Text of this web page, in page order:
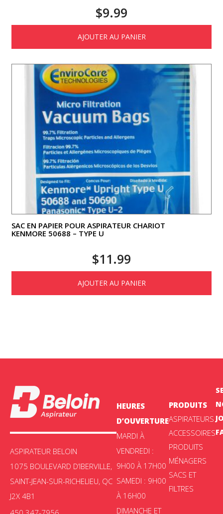
$9.99
AJOUTER AU PANIER
SAC EN PAPIER POUR ASPIRATEUR CHARIOT
KENMORE 50688 – TYPE U
$11.99
AJOUTER AU PANIER
ASPIRATEUR BELOIN
1075 BOULEVARD D’IBERVILLE,
SAINT-JEAN-SUR-RICHELIEU, QC
J2X 4B1
HEURES
D’OUVERTURE
MARDI À
VENDREDI :
9H00 À 17H00
SAMEDI : 9H00
À 16H00
DIMANCHE ET
PRODUITS
ASPIRATEURS
ACCESSOIRES
PRODUITS
MÉNAGERS
SACS ET
FILTRES